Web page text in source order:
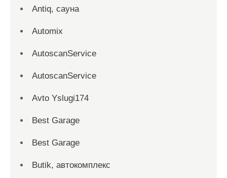
Antiq, сауна
Automix
AutoscanService
AutoscanService
Avto Yslugi174
Best Garage
Best Garage
Butik, автокомплекс